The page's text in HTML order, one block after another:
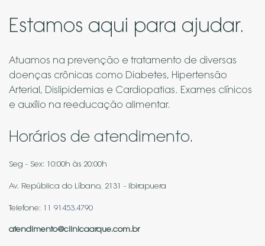
Estamos aqui para ajudar.
Atuamos na prevenção e tratamento de diversas
doenças crônicas como Diabetes, Hipertensão
Arterial, Dislipidemias e Cardiopatias. Exames clínicos
e auxílio na reeducação alimentar.
Horários de atendimento.
Seg - Sex: 10:00h às 20:00h
Av. República do Líbano, 2131 - Ibirapuera
Telefone: 11 91453.4790
atendimento@clinicaarque.com.br